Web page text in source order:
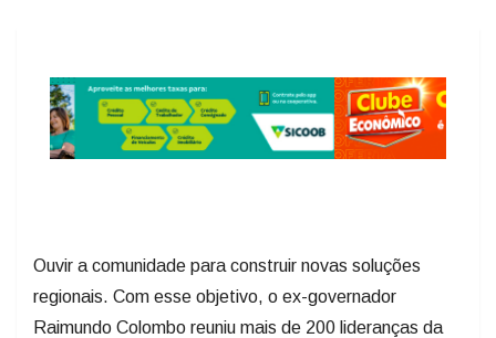
Ouvir a comunidade para construir novas soluções
regionais. Com esse objetivo, o ex-governador
Raimundo Colombo reuniu mais de 200 lideranças da